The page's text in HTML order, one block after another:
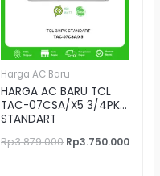
Harga AC Baru
HARGA AC BARU TCL
TAC-07CSA/X5 3/4PK
STANDART
Rp3.879.000 Rp3.750.000